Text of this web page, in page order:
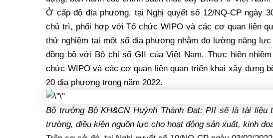
Ở cấp độ địa phương, tại Nghị quyết số 12/NQ-CP ngày
chủ trì, phối hợp với Tổ chức WIPO và các cơ quan liên
thử nghiệm tại một số địa phương nhằm đo lường năng
đồng bộ với Bộ chỉ số GII của Việt Nam. Thực hiện
chức WIPO và các cơ quan liên quan triển khai xây dựng
20 địa phương trong năm 2022.
Bộ trưởng Bộ KH&CN Huỳnh Thành Đạt: PII sẽ là tài
trường, điều kiện nguồn lực cho hoạt động sản xuất, kinh